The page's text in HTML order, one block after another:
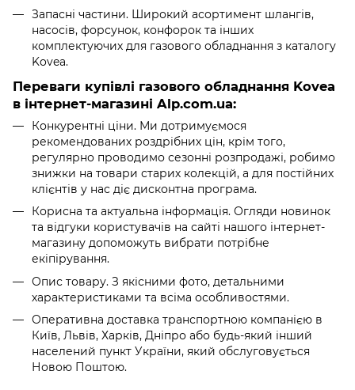
Запасні частини. Широкий асортимент шлангів,
насосів, форсунок, конфорок та інших
комплектуючих для газового обладнання з каталогу
Kovea.
Переваги купівлі газового обладнання Kovea
в інтернет-магазині Alp.com.ua:
Конкурентні ціни. Ми дотримуємося
рекомендованих роздрібних цін, крім того,
регулярно проводимо сезонні розпродажі, робимо
знижки на товари старих колекцій, а для постійних
клієнтів у нас діє дисконтна програма.
Корисна та актуальна інформація. Огляди новинок
та відгуки користувачів на сайті нашого інтернет-
магазину допоможуть вибрати потрібне
екіпірування.
Опис товару. З якісними фото, детальними
характеристиками та всіма особливостями.
Оперативна доставка транспортною компанією в
Київ, Львів, Харків, Дніпро або будь-який інший
населений пункт України, який обслуговується
Новою Поштою.